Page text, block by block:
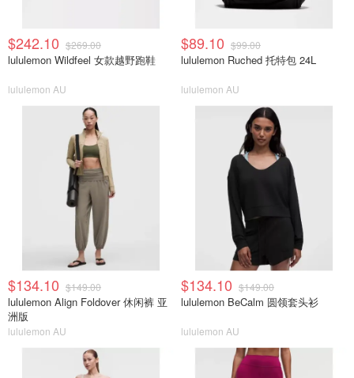
$242.10 $269.00
lululemon Wildfeel 女款越野跑鞋
lululemon AU
$89.10 $99.00
lululemon Ruched 托特包 24L
lululemon AU
$134.10 $149.00
lululemon Align Foldover 休闲裤 亚
洲版
lululemon AU
$134.10 $149.00
lululemon BeCalm 圆领套头衫
lululemon AU